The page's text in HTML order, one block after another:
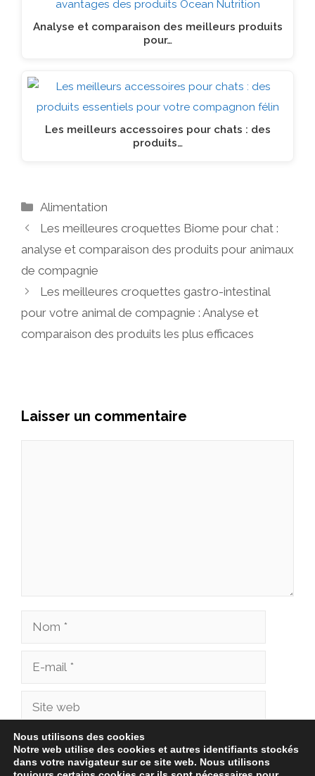
Analyse et comparaison des meilleurs produits
pour…
Les meilleurs accessoires pour chats : des
produits…
Catégories
Alimentation
Les meilleures croquettes Biome pour chat :
analyse et comparaison des produits pour animaux
de compagnie
Les meilleures croquettes gastro-intestinal
pour votre animal de compagnie : Analyse et
comparaison des produits les plus efficaces
Laisser un commentaire
Nom
Site
web
Enregistrer mon nom, mon e-mail et mon site
dans le navigateur pour mon prochain
Nous utilisons des cookies
Notre web utilise des cookies et autres identifiants stockés
dans votre navigateur sur ce site web. Nous utilisons